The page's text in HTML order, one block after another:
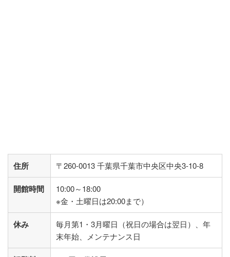
住所 〒260-0013 千葉県千葉市中央区中央3-10-8
開館時間
10:00～18:00
※金・土曜日は20:00まで）
休み
毎月第1・3月曜日（祝日の場合は翌日）、年
末年始、メンテナンス日